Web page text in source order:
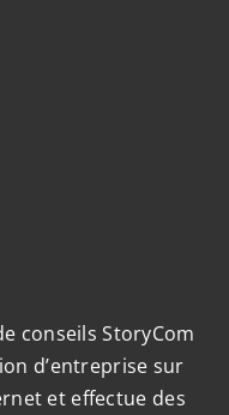
conseils StoryCom
d’entreprise sur
et effectue des